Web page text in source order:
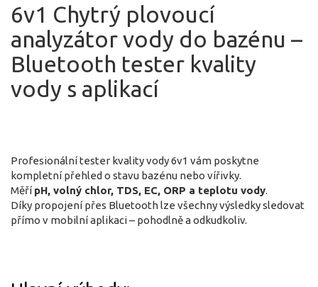
6v1 Chytrý plovoucí
analyzátor vody do bazénu –
Bluetooth tester kvality
vody s aplikací
Profesionální tester kvality vody 6v1 vám poskytne
kompletní přehled o stavu bazénu nebo vířivky.
Měří pH, volný chlor, TDS, EC, ORP a teplotu vody.
Díky propojení přes Bluetooth lze všechny výsledky sledovat
přímo v mobilní aplikaci – pohodlně a odkudkoliv.